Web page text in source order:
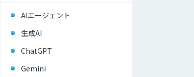
AIエージェント
生成AI
ChatGPT
Gemini